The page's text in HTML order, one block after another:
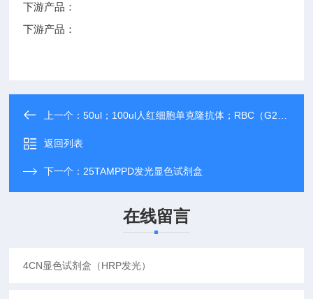
下游产品：
下游产品：
上一个：50ul；100ul人红细胞单克隆抗体；RBC（G2H4）
返回列表
下一个：25TAMPPD发光显色试剂盒
在线留言